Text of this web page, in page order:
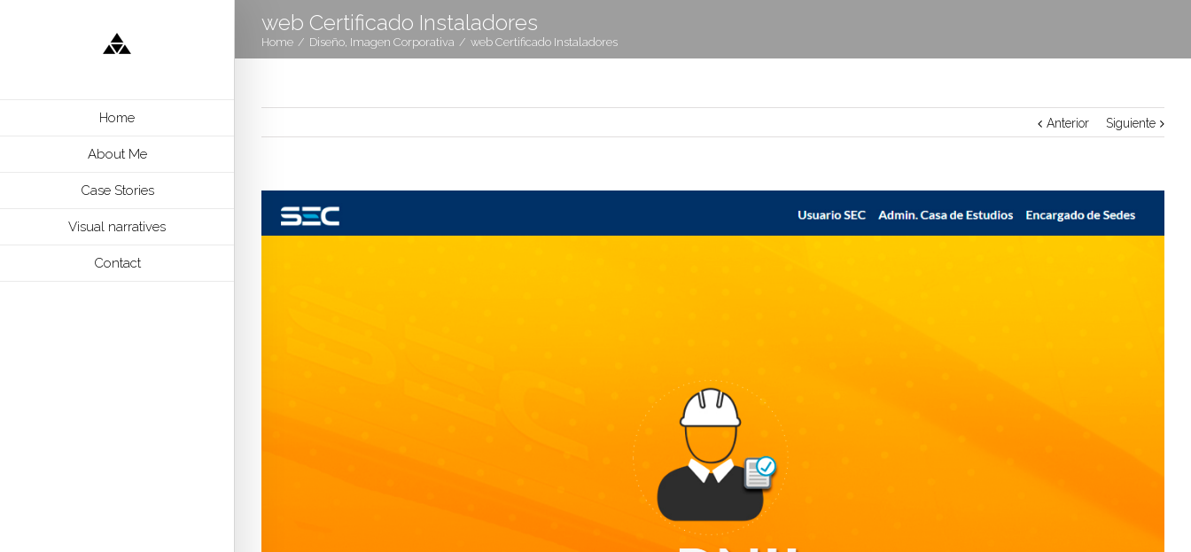
Home
About Me
Case Stories
Visual narratives
Contact
web Certificado Instaladores
Home / Diseño, Imagen Corporativa / web Certificado Instaladores
Anterior Siguiente